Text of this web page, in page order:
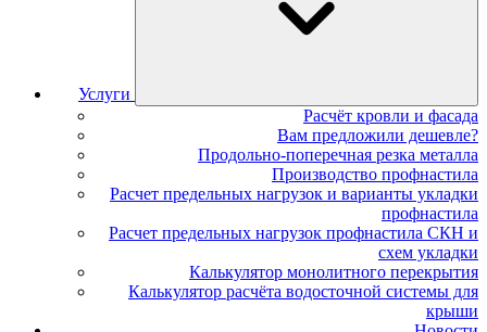
Услуги
Расчёт кровли и фасада
Вам предложили дешевле?
Продольно-поперечная резка металла
Производство профнастила
Расчет предельных нагрузок и варианты укладки
профнастила
Расчет предельных нагрузок профнастила СКН и
схем укладки
Калькулятор монолитного перекрытия
Калькулятор расчёта водосточной системы для
крыши